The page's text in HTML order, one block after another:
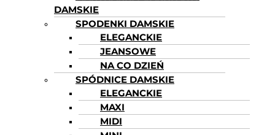
DAMSKIE
SPODENKI DAMSKIE
ELEGANCKIE
JEANSOWE
NA CO DZIEŃ
SPÓDNICE DAMSKIE
ELEGANCKIE
MAXI
MIDI